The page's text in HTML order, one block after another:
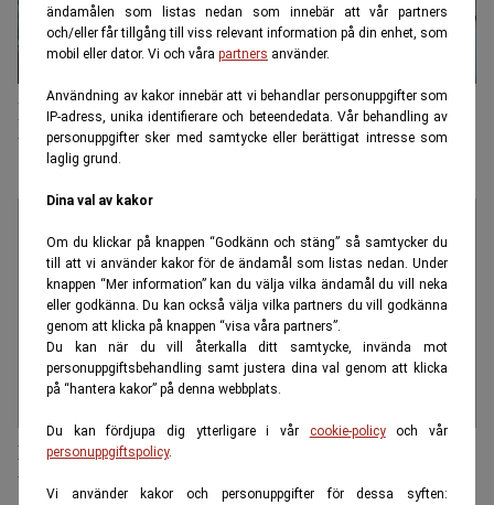
ändamålen som listas nedan som innebär att vår partners
och/eller får tillgång till viss relevant information på din enhet, som
mobil eller dator. Vi och våra partners använder.
Användning av kakor innebär att vi behandlar personuppgifter som
IP-adress, unika identifierare och beteendedata. Vår behandling av
personuppgifter sker med samtycke eller berättigat intresse som
laglig grund.
Dina val av kakor
Om du klickar på knappen “Godkänn och stäng” så samtycker du
till att vi använder kakor för de ändamål som listas nedan. Under
knappen “Mer information” kan du välja vilka ändamål du vill neka
eller godkänna. Du kan också välja vilka partners du vill godkänna
genom att klicka på knappen “visa våra partners”.
Du kan när du vill återkalla ditt samtycke, invända mot
personuppgiftsbehandling samt justera dina val genom att klicka
på “hantera kakor” på denna webbplats.
Du kan fördjupa dig ytterligare i vår cookie-policyoch vår
personuppgiftspolicy.
Vi använder kakor och personuppgifter för dessa syften:
Rekordmånga svenskar blir av med
bankkonton
De rikas pengar försvinner i skatteparadisen och vi
blir kvar med lång näsa!